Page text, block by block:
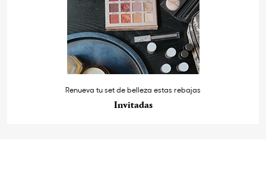
Renueva tu set de belleza estas rebajas
Invitadas